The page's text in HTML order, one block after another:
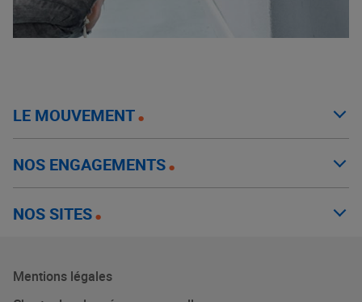
LE MOUVEMENT
NOS ENGAGEMENTS
NOS SITES
Mentions légales